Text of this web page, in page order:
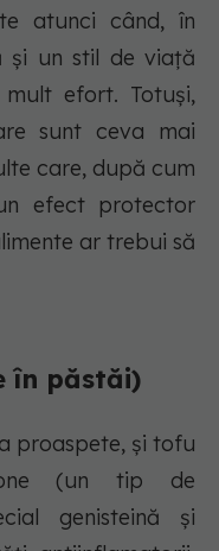
atunci când, în
și un stil de viață
efort. Totuși,
sunt ceva mai
care, după cum
efect protector
ar trebui să
în păstăi)
proaspete, și tofu
(un tip de
genisteină şi